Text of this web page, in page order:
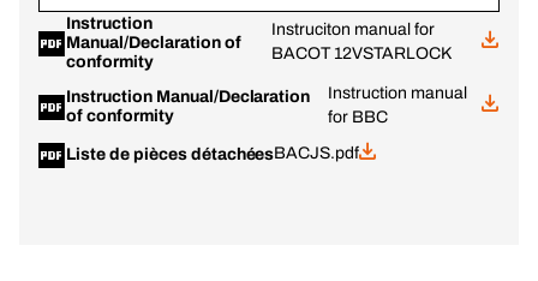
Instruction
Manual/Declaration of
conformity
Instruciton manual for
BACOT 12VSTARLOCK
Instruction Manual/Declaration
of conformity
Instruction manual
for BBC
Liste de pièces détachéesBACJS.pdf